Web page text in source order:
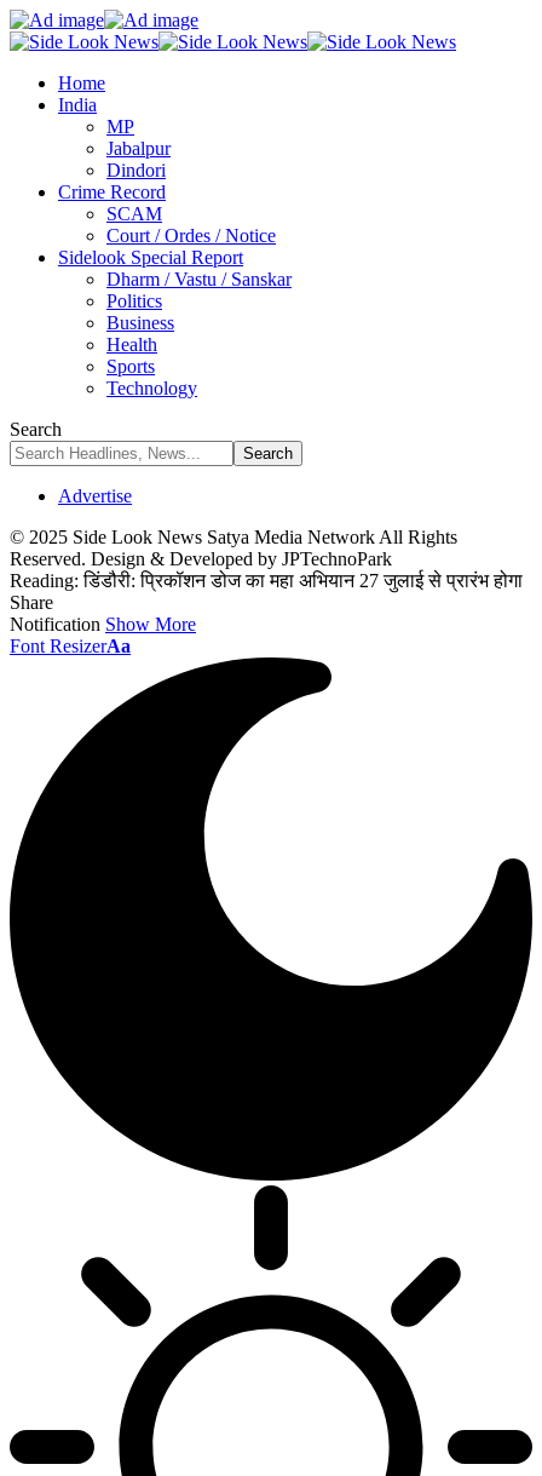
Home
India
MP
Jabalpur
Dindori
Crime Record
SCAM
Court / Ordes / Notice
Sidelook Special Report
Dharm / Vastu / Sanskar
Politics
Business
Health
Sports
Technology
Search
Advertise
© 2025 Side Look News Satya Media Network All Rights
Reserved. Design & Developed by JPTechnoPark
Reading: डिंडौरी: प्रिकॉशन डोज का महा अभियान 27 जुलाई से प्रारंभ होगा
Share
Notification Show More
Font ResizerAa